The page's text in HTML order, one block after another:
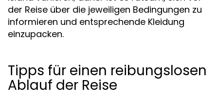
der Reise über die jeweiligen Bedingungen zu
informieren und entsprechende Kleidung
einzupacken.
Tipps für einen reibungslosen
Ablauf der Reise